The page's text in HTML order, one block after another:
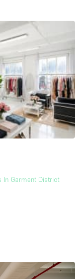
In Garment District